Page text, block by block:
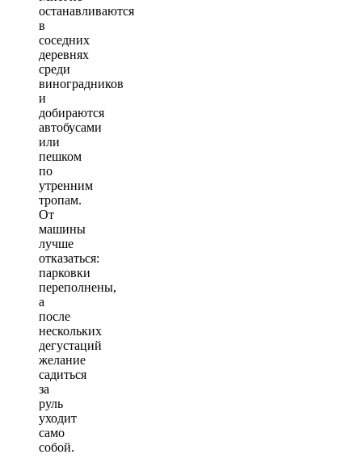
останавливаются
в
соседних
деревнях
среди
виноградников
и
добираются
автобусами
или
пешком
по
утренним
тропам.
От
машины
лучше
отказаться:
парковки
переполнены,
а
после
нескольких
дегустаций
желание
садиться
за
руль
уходит
само
собой.